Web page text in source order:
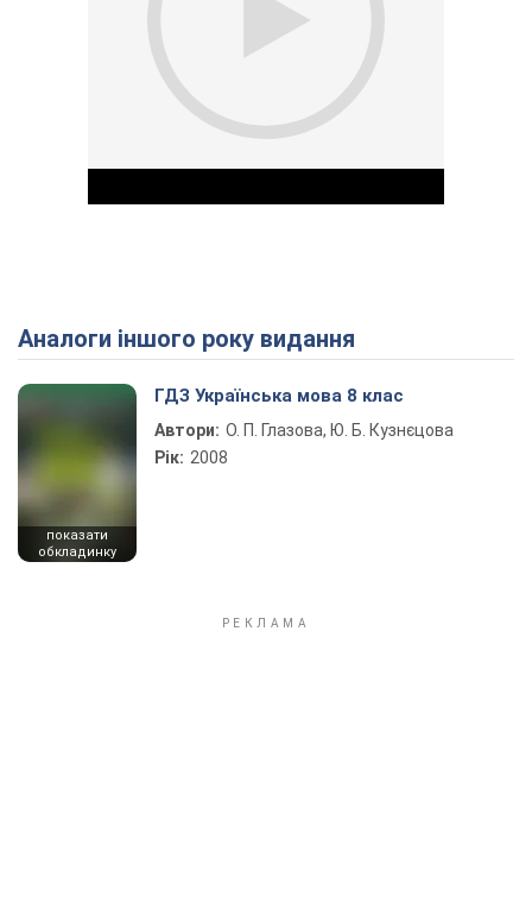
Play Video
Аналоги іншого року видання
показати
обкладинку
ГДЗ Українська мова 8 клас
Автори: О. П. Глазова, Ю. Б. Кузнєцова
Рік: 2008